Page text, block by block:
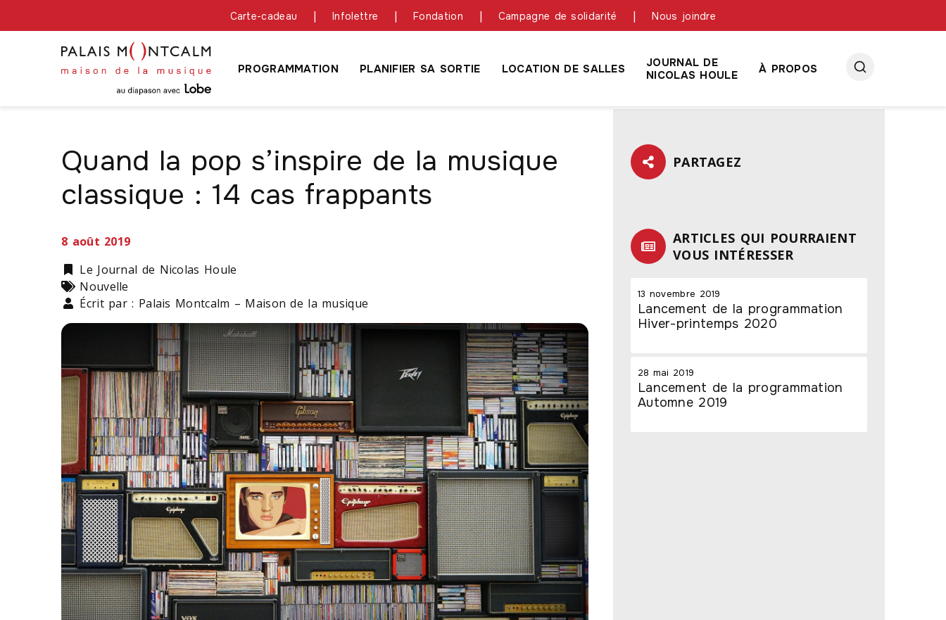
Carte-cadeau Infolettre Fondation Campagne de solidarité Nous joindre
PROGRAMMATION PLANIFIER SA SORTIE LOCATION DE SALLES
JOURNAL DE
NICOLAS HOULE
À PROPOS
Quand la pop s’inspire de la musique
classique : 14 cas frappants
8 août 2019
Catégorie
Le Journal de Nicolas Houle
Types
Nouvelle
Écrit par : Palais Montcalm – Maison de la musique
PARTAGEZ
ARTICLES QUI POURRAIENT
VOUS INTÉRESSER
13 novembre 2019
Lancement de la programmation
Hiver-printemps 2020
28 mai 2019
Lancement de la programmation
Automne 2019